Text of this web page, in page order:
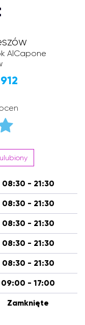
AlCapone
08:30 - 21:30
08:30 - 21:30
08:30 - 21:30
08:30 - 21:30
08:30 - 21:30
09:00 - 17:00
Zamknięte